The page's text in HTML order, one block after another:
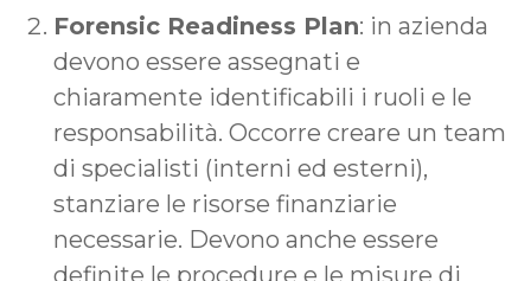
Forensic Readiness Plan: in azienda
devono essere assegnati e
chiaramente identificabili i ruoli e le
responsabilità. Occorre creare un team
di specialisti (interni ed esterni),
stanziare le risorse finanziarie
necessarie. Devono anche essere
definite le procedure e le misure di